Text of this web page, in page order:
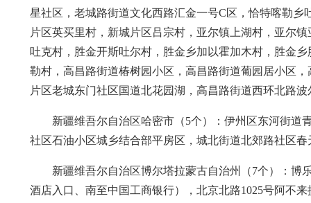
星社区，老城路街道文化西路汇金一号C区，恰特喀勒
片区英买里村，新城片区吕宗村，亚尔镇上湖村，亚尔
吐克村，胜金开斯吐尔村，胜金乡加以霍加木村，胜金
勒村，高昌路街道椿树园小区，高昌路街道葡园居小区
片区老城东门社区国道北花园湖，高昌路街道西环北路
新疆维吾尔自治区哈密市（5个）：伊州区东河街道
社区石油小区城乡结合部平房区，城北街道北郊路社区
新疆维吾尔自治区博尔塔拉蒙古自治州（7个）：博
酒店入口、南至中国工商银行），北京北路1025号阿不